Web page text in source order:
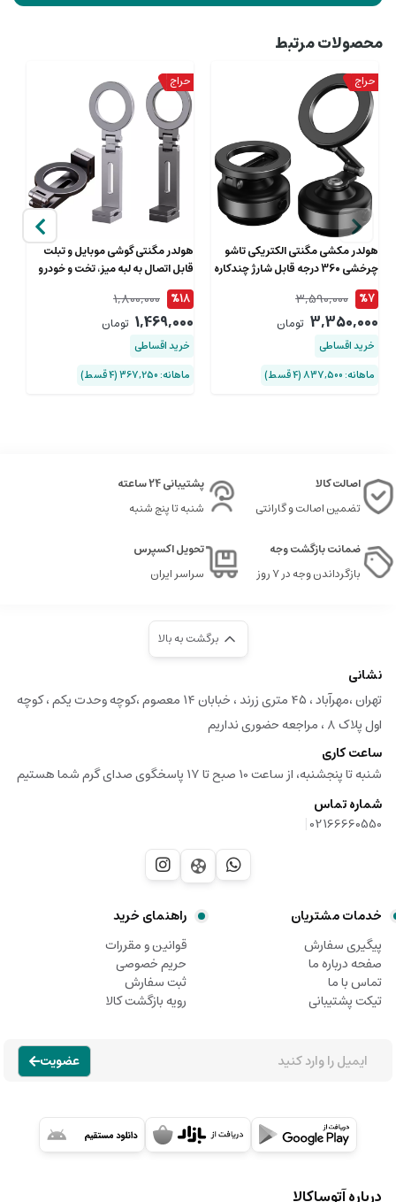
محصولات مرتبط
هولدر مکشی مگنتی الکتریکی تاشو
چرخشی 360 درجه قابل شارژ چندکاره
بونروی X94
%7
3,590,000
3,350,000 تومان
خرید اقساطی
ماهانه: 837,500 (۴ قسط)
هولدر مگنتی گوشی موبایل و تبلت
قابل اتصال به لبه میز، تخت و خودرو
تاشو E01
%18
1,800,000
1,469,000 تومان
خرید اقساطی
ماهانه: 367,250 (۴ قسط)
اصالت کالا
تضمین اصالت و گارانتی
پشتیبانی 24 ساعته
شنبه تا پنج شنبه
ضمانت بازگشت وجه
بازگرداندن وجه در ۷ روز
تحویل اکسپرس
سراسر ایران
برگشت به بالا
نشانی
تهران ،مهرآباد ، ۴۵ متری زرند ، خبابان ۱۴ معصوم ،کوچه وحدت یکم ، کوچه
اول پلاک ۸ ، مراجعه حضوری نداریم
ساعت کاری
شنبه تا پنجشنبه، از ساعت 10 صبح تا 17 پاسخگوی صدای گرم شما هستیم
شماره تماس
02166660550
|
خدمات مشتریان
پیگیری سفارش
صفحه درباره ما
تماس با ما
تیکت پشتیبانی
راهنمای خرید
قوانین و مقررات
حریم خصوصی
ثبت سفارش
رویه بازگشت کالا
عضویت
درباره آتوساکالا